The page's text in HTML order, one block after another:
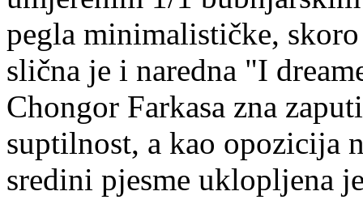
pegla minimalističke,
slična je i naredna "I
Chongor Farkasa zna
suptilnost, a kao opozicija
sredini pjesme uklopljena